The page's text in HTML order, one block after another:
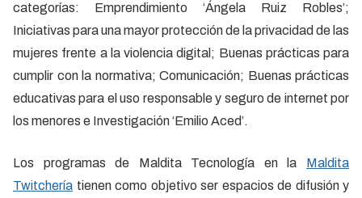
categorías: Emprendimiento ‘Ángela Ruiz Robles’;
Iniciativas para una mayor protección de la privacidad de las
mujeres frente a la violencia digital; Buenas prácticas para
cumplir con la normativa; Comunicación; Buenas prácticas
educativas para el uso responsable y seguro de internet por
los menores e Investigación ‘Emilio Aced’.
Los programas de Maldita Tecnología en la Maldita
Twitchería tienen como objetivo ser espacios de difusión y